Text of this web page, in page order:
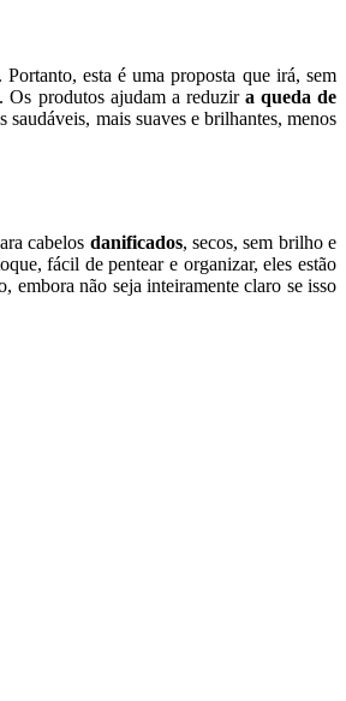
esta é uma proposta que irá, sem
Os produtos ajudam a reduzir a queda de
mais suaves e brilhantes, menos
cabelos danificados, secos, sem brilho e
fácil de pentear e organizar, eles estão
embora não seja inteiramente claro se isso